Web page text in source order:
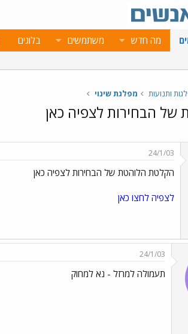
מה חדש משתמשים בלוגים
ותנועות מפלגת שינוי
הבחירות לצפיה כאן
24/1/03
הקלטת הלוהטת של הבחירות לצפיה כאן
לצפיה לחצו כאן
24/1/03
תעמולה למרזל - נא למחוק